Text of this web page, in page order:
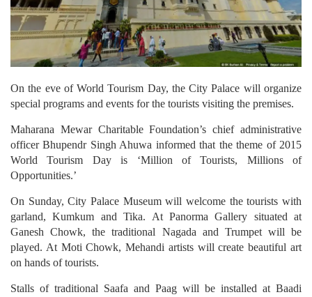
On the eve of World Tourism Day, the City Palace will organize
special programs and events for the tourists visiting the premises.
Maharana Mewar Charitable Foundation’s chief administrative
officer Bhupendr Singh Ahuwa informed that the theme of 2015
World Tourism Day is ‘Million of Tourists, Millions of
Opportunities.’
On Sunday, City Palace Museum will welcome the tourists with
garland, Kumkum and Tika. At Panorma Gallery situated at
Ganesh Chowk, the traditional Nagada and Trumpet will be
played. At Moti Chowk, Mehandi artists will create beautiful art
on hands of tourists.
Stalls of traditional Saafa and Paag will be installed at Baadi